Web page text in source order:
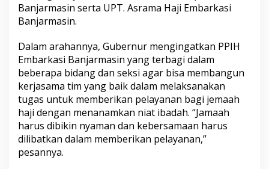
Banjarmasin serta UPT. Asrama Haji Embarkasi
Banjarmasin.
Dalam arahannya, Gubernur mengingatkan PPIH
Embarkasi Banjarmasin yang terbagi dalam
beberapa bidang dan seksi agar bisa membangun
kerjasama tim yang baik dalam melaksanakan
tugas untuk memberikan pelayanan bagi jemaah
haji dengan menanamkan niat ibadah. “Jamaah
harus dibikin nyaman dan kebersamaan harus
dilibatkan dalam memberikan pelayanan,”
pesannya.